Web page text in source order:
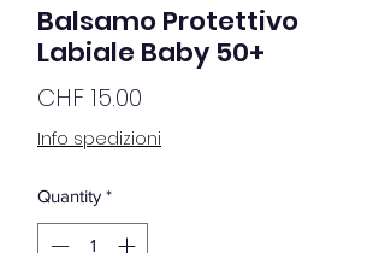
Balsamo Protettivo
Labiale Baby 50+
CHF 15.00
Info spedizioni
Quantity *